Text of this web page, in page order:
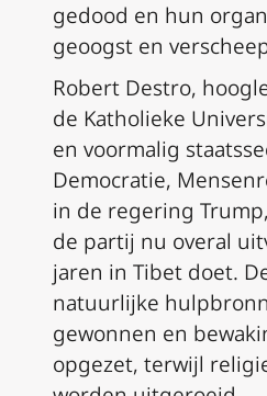
gedood en hun
geoogst en
Robert Destro,
de Katholieke
en voormalig
Democratie,
in de regering
de partij nu overal
jaren in Tibet doet.
natuurlijke
gewonnen en
opgezet, terwijl